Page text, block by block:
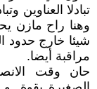
تبادلا العناوين
وهنا راح مازن
شيئا خارج حدود
مراقبة أيضا.
حان وقت